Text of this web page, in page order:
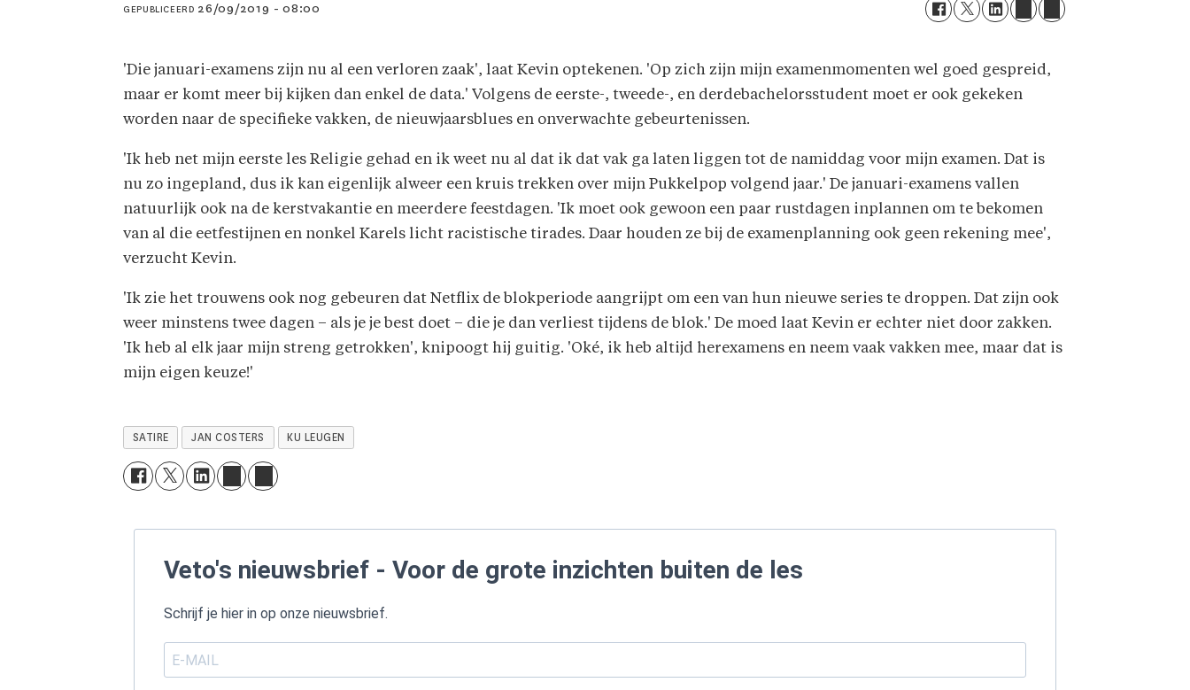
GEPUBLICEERD 26/09/2019 - 08:00
'Die januari-examens zijn nu al een verloren zaak', laat Kevin optekenen. 'Op zich zijn mijn examenmomenten wel goed gespreid,
maar er komt meer bij kijken dan enkel de data.' Volgens de eerste-, tweede-, en derdebachelorsstudent moet er ook gekeken
worden naar de specifieke vakken, de nieuwjaarsblues en onverwachte gebeurtenissen.
'Ik heb net mijn eerste les Religie gehad en ik weet nu al dat ik dat vak ga laten liggen tot de namiddag voor mijn examen. Dat is
nu zo ingepland, dus ik kan eigenlijk alweer een kruis trekken over mijn Pukkelpop volgend jaar.' De januari-examens vallen
natuurlijk ook na de kerstvakantie en meerdere feestdagen. 'Ik moet ook gewoon een paar rustdagen inplannen om te bekomen
van al die eetfestijnen en nonkel Karels licht racistische tirades. Daar houden ze bij de examenplanning ook geen rekening mee',
verzucht Kevin.
'Ik zie het trouwens ook nog gebeuren dat Netflix de blokperiode aangrijpt om een van hun nieuwe series te droppen. Dat zijn ook
weer minstens twee dagen – als je je best doet – die je dan verliest tijdens de blok.' De moed laat Kevin er echter niet door zakken.
'Ik heb al elk jaar mijn streng getrokken', knipoogt hij guitig. 'Oké, ik heb altijd herexamens en neem vaak vakken mee, maar dat is
mijn eigen keuze!'
SATIRE JAN COSTERS KU LEUGEN
Veto's nieuwsbrief - Voor de grote inzichten buiten de les
Schrijf je hier in op onze nieuwsbrief.